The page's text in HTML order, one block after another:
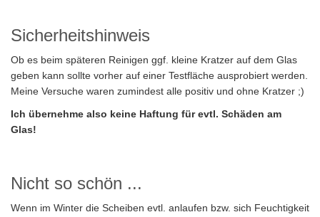
Sicherheitshinweis
Ob es beim späteren Reinigen ggf. kleine Kratzer auf dem Glas
geben kann sollte vorher auf einer Testfläche ausprobiert werden.
Meine Versuche waren zumindest alle positiv und ohne Kratzer ;)
Ich übernehme also keine Haftung für evtl. Schäden am
Glas!
Nicht so schön ...
Wenn im Winter die Scheiben evtl. anlaufen bzw. sich Feuchtigkeit